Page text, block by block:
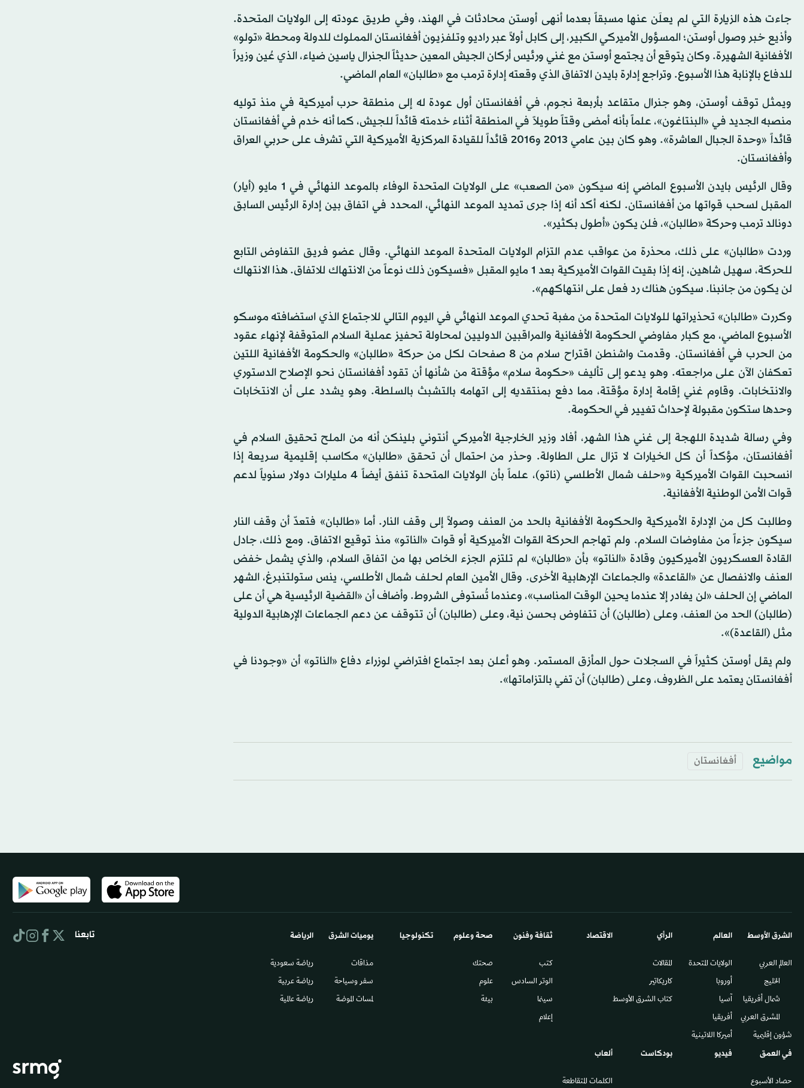
جاءت هذه الزيارة التي لم يعلَن عنها مسبقاً بعدما أنهى أوستن محادثات في الهند، وفي طريق عودته إلى الولايات المتحدة.
وأذيع خبر وصول أوستن؛ المسؤول الأميركي الكبير، إلى كابل أولاً عبر راديو وتلفزيون أفغانستان المملوك للدولة ومحطة «تولو»
الأفغانية الشهيرة. وكان يتوقع أن يجتمع أوستن مع غني ورئيس أركان الجيش المعين حديثاً الجنرال ياسين ضياء، الذي عُين وزيراً
للدفاع بالإنابة هذا الأسبوع. وتراجع إدارة بايدن الاتفاق الذي وقعته إدارة ترمب مع «طالبان» العام الماضي.
ويمثل توقف أوستن، وهو جنرال متقاعد بأربعة نجوم، في أفغانستان أول عودة له إلى منطقة حرب أميركية في منذ توليه
منصبه الجديد في «البنتاغون»، علماً بأنه أمضى وقتاً طويلاً في المنطقة أثناء خدمته قائداً للجيش، كما أنه خدم في أفغانستان
قائداً «وحدة الجبال العاشرة». وهو كان بين عامي 2013 و2016 قائداً للقيادة المركزية الأميركية التي تشرف على حربي العراق
وأفغانستان.
وقال الرئيس بايدن الأسبوع الماضي إنه سيكون «من الصعب» على الولايات المتحدة الوفاء بالموعد النهائي في 1 مايو (أيار)
المقبل لسحب قواتها من أفغانستان. لكنه أكد أنه إذا جرى تمديد الموعد النهائي، المحدد في اتفاق بين إدارة الرئيس السابق
دونالد ترمب وحركة «طالبان»، فلن يكون «أطول بكثير».
وردت «طالبان» على ذلك، محذرة من عواقب عدم التزام الولايات المتحدة الموعد النهائي. وقال عضو فريق التفاوض التابع
للحركة، سهيل شاهين، إنه إذا بقيت القوات الأميركية بعد 1 مايو المقبل «فسيكون ذلك نوعاً من الانتهاك للاتفاق. هذا الانتهاك
لن يكون من جانبنا. سيكون هناك رد فعل على انتهاكهم».
وكررت «طالبان» تحذيراتها للولايات المتحدة من مغبة تحدي الموعد النهائي في اليوم التالي للاجتماع الذي استضافته موسكو
الأسبوع الماضي، مع كبار مفاوضي الحكومة الأفغانية والمراقبين الدوليين لمحاولة تحفيز عملية السلام المتوقفة لإنهاء عقود
من الحرب في أفغانستان. وقدمت واشنطن اقتراح سلام من 8 صفحات لكل من حركة «طالبان» والحكومة الأفغانية اللتين
تعكفان الآن على مراجعته. وهو يدعو إلى تأليف «حكومة سلام» مؤقتة من شأنها أن تقود أفغانستان نحو الإصلاح الدستوري
والانتخابات. وقاوم غني إقامة إدارة مؤقتة، مما دفع بمنتقديه إلى اتهامه بالتشبث بالسلطة. وهو يشدد على أن الانتخابات
وحدها ستكون مقبولة لإحداث تغيير في الحكومة.
وفي رسالة شديدة اللهجة إلى غني هذا الشهر، أفاد وزير الخارجية الأميركي أنتوني بلينكن أنه من الملح تحقيق السلام في
أفغانستان، مؤكداً أن كل الخيارات لا تزال على الطاولة. وحذر من احتمال أن تحقق «طالبان» مكاسب إقليمية سريعة إذا
انسحبت القوات الأميركية و«حلف شمال الأطلسي (ناتو)، علماً بأن الولايات المتحدة تنفق أيضاً 4 مليارات دولار سنوياً لدعم
قوات الأمن الوطنية الأفغانية.
وطالبت كل من الإدارة الأميركية والحكومة الأفغانية بالحد من العنف وصولاً إلى وقف النار. أما «طالبان» فتعدّ أن وقف النار
سيكون جزءاً من مفاوضات السلام. ولم تهاجم الحركة القوات الأميركية أو قوات «الناتو» منذ توقيع الاتفاق. ومع ذلك، جادل
القادة العسكريون الأميركيون وقادة «الناتو» بأن «طالبان» لم تلتزم الجزء الخاص بها من اتفاق السلام، والذي يشمل خفض
العنف والانفصال عن «القاعدة» والجماعات الإرهابية الأخرى. وقال الأمين العام لحلف شمال الأطلسي، ينس ستولتنبرغ، الشهر
الماضي إن الحلف «لن يغادر إلا عندما يحين الوقت المناسب»، وعندما تُستوفى الشروط. وأضاف أن «القضية الرئيسية هي أن على
(طالبان) الحد من العنف، وعلى (طالبان) أن تتفاوض بحسن نية، وعلى (طالبان) أن تتوقف عن دعم الجماعات الإرهابية الدولية
مثل (القاعدة)».
ولم يقل أوستن كثيراً في السجلات حول المأزق المستمر. وهو أعلن بعد اجتماع افتراضي لوزراء دفاع «الناتو» أن «وجودنا في
أفغانستان يعتمد على الظروف، وعلى (طالبان) أن تفي بالتزاماتها».
مواضيع أفغانستان
الشرق الأوسط​
العالم العربي
الخليج
شمال أفريقيا
المشرق العربي
شؤون إقليمية
العالم
الولايات المتحدة
أوروبا
آسيا
أفريقيا
أميركا اللاتينية
الرأي
المقالات
كاريكاتير
كتاب الشرق الأوسط
الاقتصاد ثقافة وفنون
كتب
الوتر السادس​
سينما
إعلام
صحة وعلوم
صحتك
علوم
بيئة
تكنولوجيا يوميات الشرق​
مذاقات
سفر وسياحة
لمسات الموضة
الرياضة
رياضة سعودية
رياضة عربية
رياضة عالمية
في العمق
حصاد الأسبوع
فيديو بودكاست ألعاب
الكلمات المتقاطعة
تابعنا